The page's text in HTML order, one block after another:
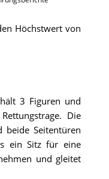
Höchstwert von
3 Figuren und
Die
beide Seitentüren
ein Sitz für eine
und gleitet